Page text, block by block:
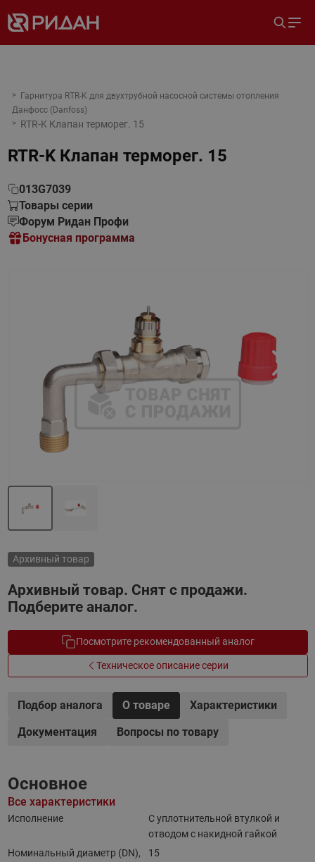
Гарнитура RTR-K для двухтрубной насосной системы отопления
Данфосс (Danfoss)
RTR-K Клапан терморег. 15
RTR-K Клапан терморег. 15
013G7039
Товары серии
Форум Ридан Профи
Бонусная программа
Архивный товар
Архивный товар. Снят с продажи.
Подберите аналог.
Посмотрите рекомендованный аналог
Техническое описание серии
Назад
Подбор аналога О товаре
Характеристики
Документация
Вопросы по товару
Основное
Все характеристики
Исполнение
С уплотнительной втулкой и
отводом с накидной гайкой
Номинальный диаметр (DN),
15